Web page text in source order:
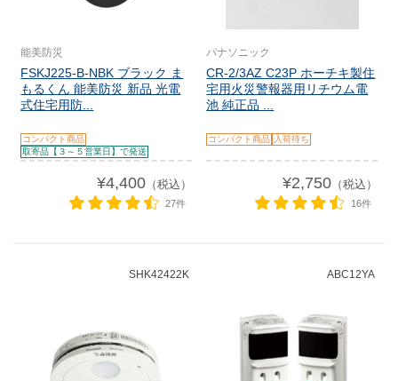
能美防災
FSKJ225-B-NBK ブラック ま
もるくん 能美防災 新品 光電
式住宅用防...
コンパクト商品
取寄品【３～５営業日】で発送
¥4,400（税込）
27件
パナソニック
CR-2/3AZ C23P ホーチキ製住
宅用火災警報器用リチウム電
池 純正品 ...
コンパクト商品 入荷待ち
¥2,750（税込）
16件
SHK42422K ABC12YA